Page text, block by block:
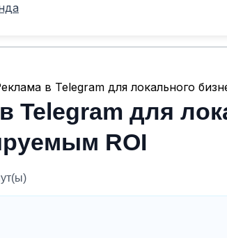
в Telegram для локального
Telegram для
ROI